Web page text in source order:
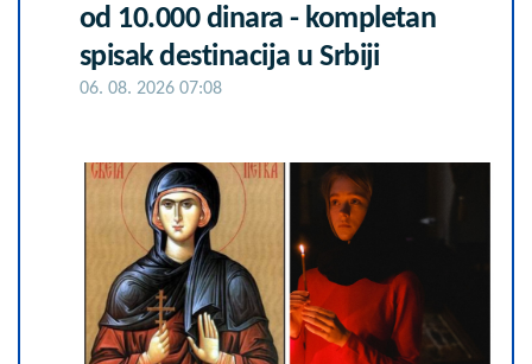
od 10.000 dinara - kompletan
spisak destinacija u Srbiji
06. 08. 2026 07:08